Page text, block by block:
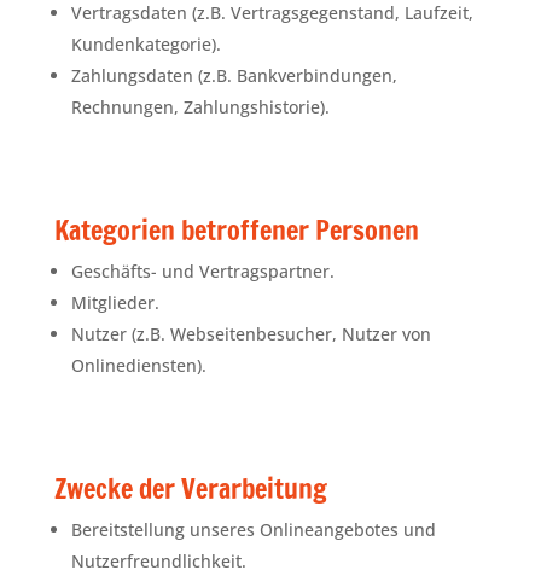
Vertragsdaten (z.B. Vertragsgegenstand, Laufzeit,
Kundenkategorie).
Zahlungsdaten (z.B. Bankverbindungen,
Rechnungen, Zahlungshistorie).
Kategorien betroffener Personen
Geschäfts- und Vertragspartner.
Mitglieder.
Nutzer (z.B. Webseitenbesucher, Nutzer von
Onlinediensten).
Zwecke der Verarbeitung
Bereitstellung unseres Onlineangebotes und
Nutzerfreundlichkeit.